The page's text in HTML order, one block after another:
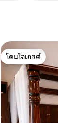
โดนใจเกสต์
โดนใจเกสต์